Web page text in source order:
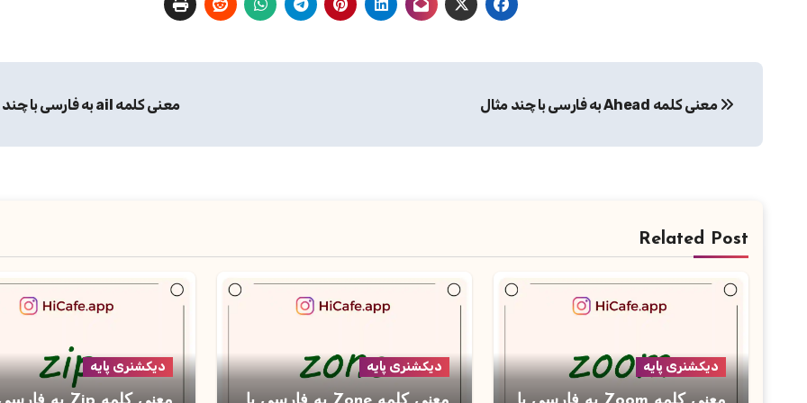
نوشتهمعنی کلمه Ahead به فارسی با چند مثال معنی کلمه ail به فارسی با چند مثال
Related Post
دیکشنری پایه دیکشنری پایه دیکشنری پایه